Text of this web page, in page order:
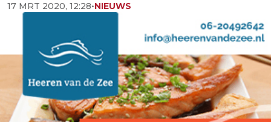
17 MRT 2020, 12:28•NIEUWS